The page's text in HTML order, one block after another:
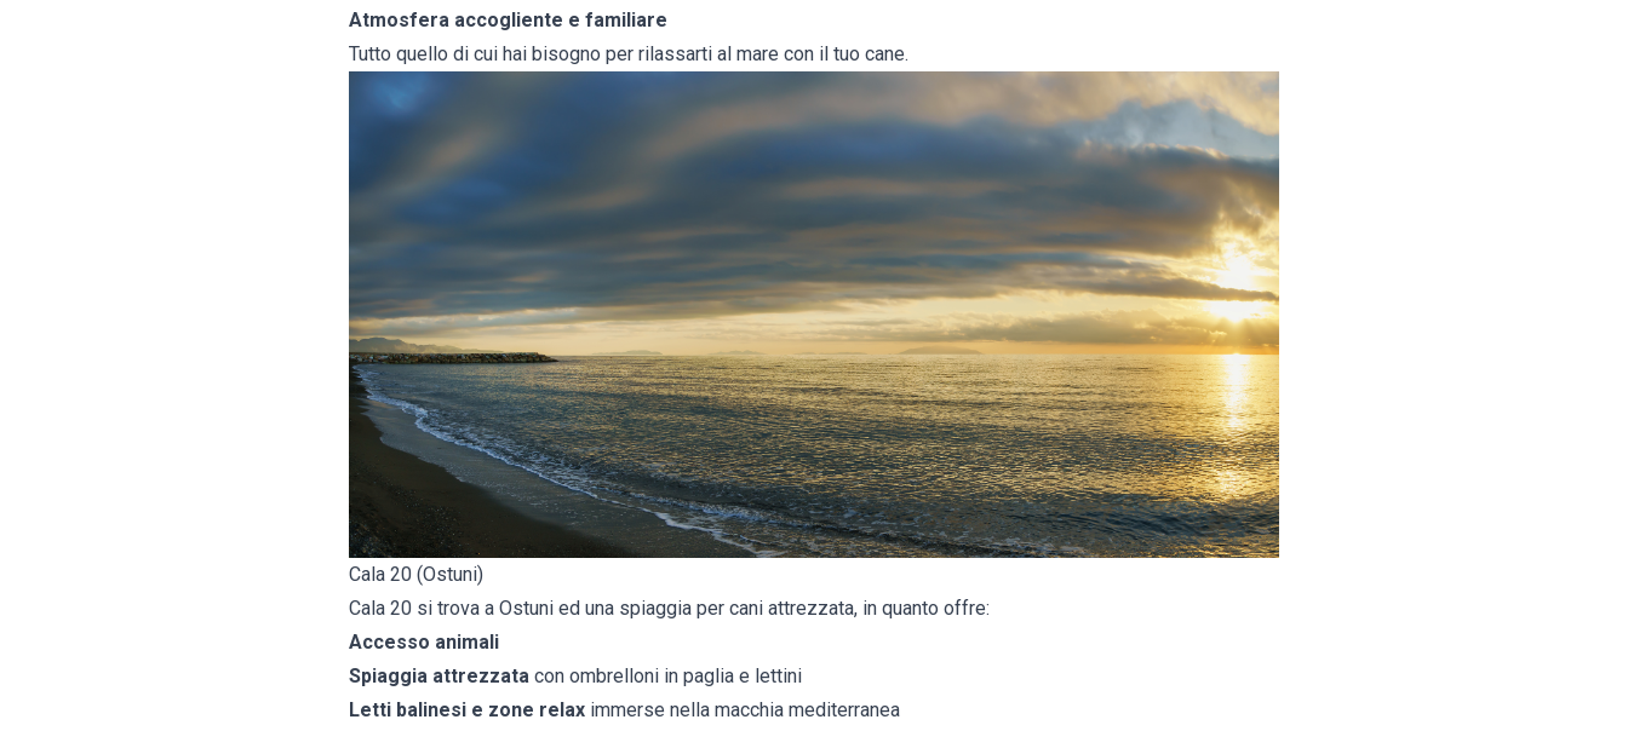
Atmosfera accogliente e familiare
Tutto quello di cui hai bisogno per rilassarti al mare con il tuo cane.
Cala 20 (Ostuni)
Cala 20 si trova a Ostuni ed una spiaggia per cani attrezzata, in quanto offre:
Accesso animali
Spiaggia attrezzata con ombrelloni in paglia e lettini
Letti balinesi e zone relax immerse nella macchia mediterranea